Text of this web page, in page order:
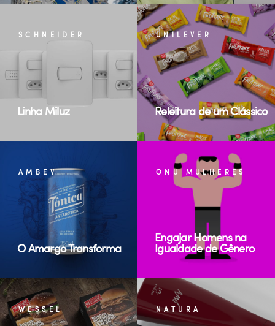
SCHNEIDER
Linha Miluz
UNILEVER
Releitura de um Clássico
AMBEV
O Amargo Transforma
ONU MULHERES
Engajar Homens na
Igualdade de Gênero
WESSEL NATURA